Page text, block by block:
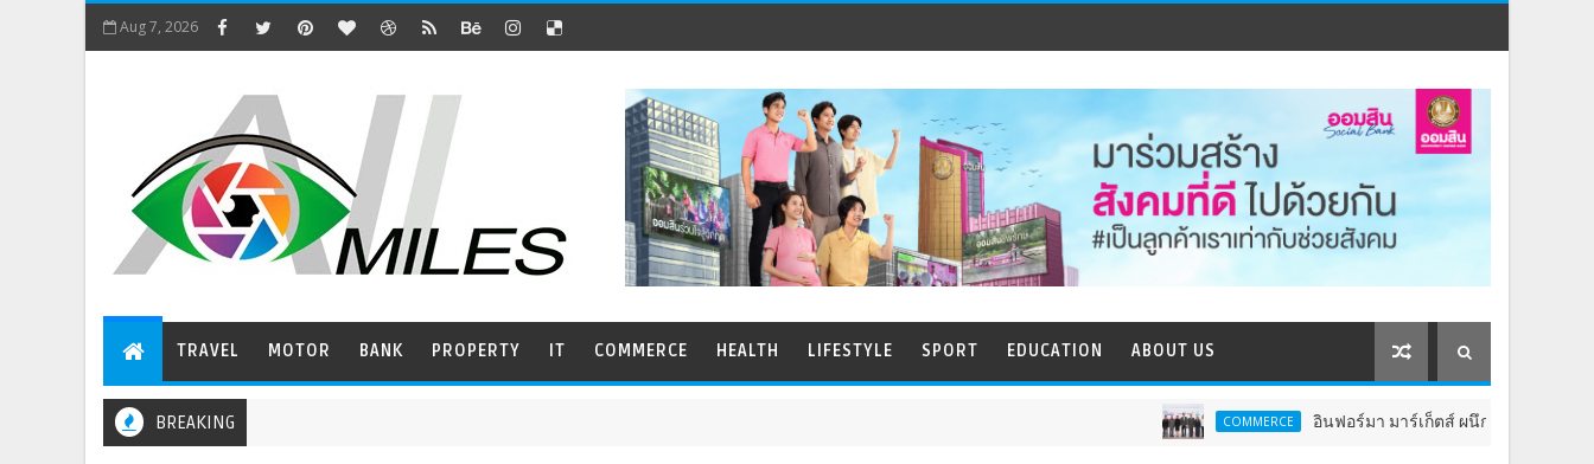
Aug 7, 2026
TRAVEL MOTOR BANK PROPERTY IT COMMERCE HEALTH LIFESTYLE SPORT EDUCATION ABOUT US
BREAKING COMMERCE อินฟอร์มา มาร์เก็ตส์ ผนึกเครือข่ายธุรกิจท่องเที่ยว-บริก